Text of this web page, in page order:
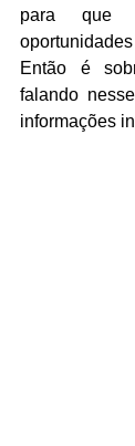
para que
Então é
falando
informações